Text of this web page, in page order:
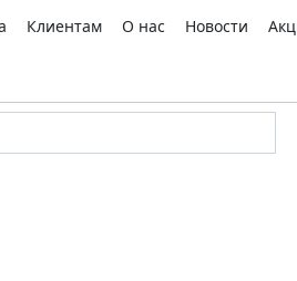
Клиентам О нас Новости